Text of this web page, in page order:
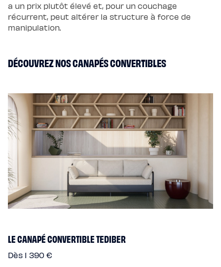
a un prix plutôt élevé et, pour un couchage
récurrent, peut altérer la structure à force de
manipulation.
DÉCOUVREZ NOS CANAPÉS CONVERTIBLES
LE CANAPÉ CONVERTIBLE TEDIBER
Dès 1 390 €